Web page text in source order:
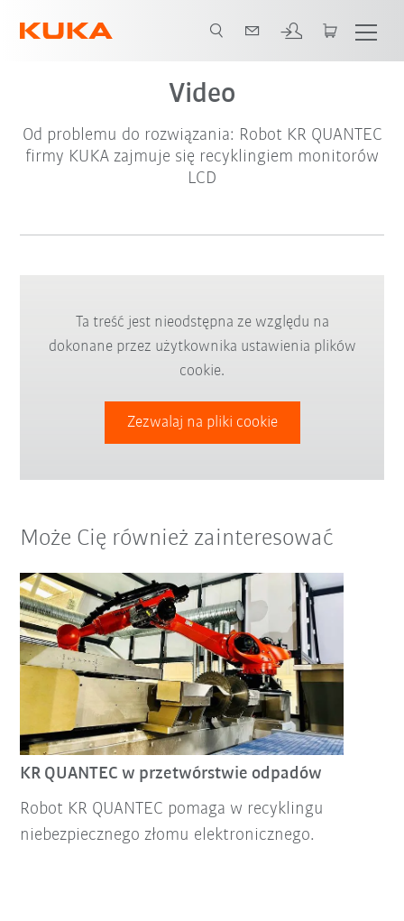
Video
Od problemu do rozwiązania: Robot KR QUANTEC
firmy KUKA zajmuje się recyklingiem monitorów
LCD
Ta treść jest nieodstępna ze względu na
dokonane przez użytkownika ustawienia plików
cookie.
Zezwalaj na pliki cookie
Może Cię również zainteresować
KR QUANTEC w przetwórstwie odpadów
Robot KR QUANTEC pomaga w recyklingu
niebezpiecznego złomu elektronicznego.